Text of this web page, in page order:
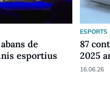
de
esportius
ESPORTS
87
2025
16.06.26